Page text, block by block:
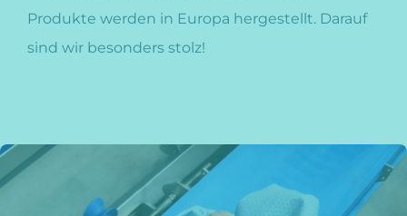
Produkte werden in Europa hergestellt. Darauf
sind wir besonders stolz!